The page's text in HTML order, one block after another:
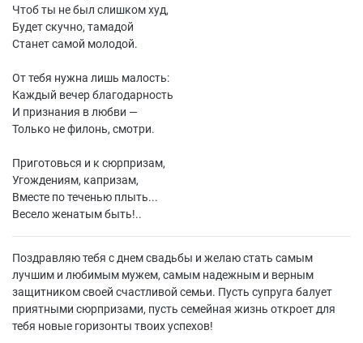
Чтоб ты не был слишком худ,
Будет скучно, тамадой
Станет самой молодой.
От тебя нужна лишь малость:
Каждый вечер благодарность
И признания в любви —
Только не филонь, смотри.
Приготовься и к сюрпризам,
Угождениям, капризам,
Вместе по теченью плыть...
Весело женатым быть!..
Поздравляю тебя с днем свадьбы и желаю стать самым
лучшим и любимым мужем, самым надежным и верным
защитником своей счастливой семьи. Пусть супруга балует
приятными сюрпризами, пусть семейная жизнь откроет для
тебя новые горизонты твоих успехов!